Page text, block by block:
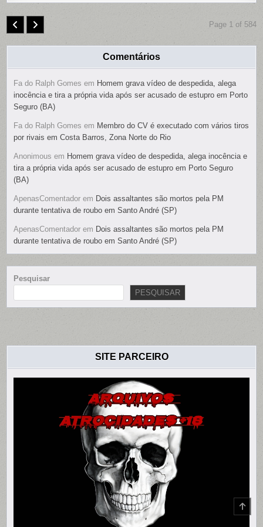
Page 1 of 584
Comentários
Fa do Ralph Gomes em Homem grava vídeo de despedida, alega
inocência e tira a própria vida após ser acusado de estupro em Porto
Seguro (BA)
Fa do Ralph Gomes em Membro do CV é executado com vários tiros
por rivais em Costa Barros, Zona Norte do Rio
Anonimous em Homem grava vídeo de despedida, alega inocência e
tira a própria vida após ser acusado de estupro em Porto Seguro
(BA)
ApenasComentador em Dois assaltantes são mortos pela PM
durante tentativa de roubo em Santo André (SP)
ApenasComentador em Dois assaltantes são mortos pela PM
durante tentativa de roubo em Santo André (SP)
Pesquisar
PESQUISAR
SITE PARCEIRO
TO